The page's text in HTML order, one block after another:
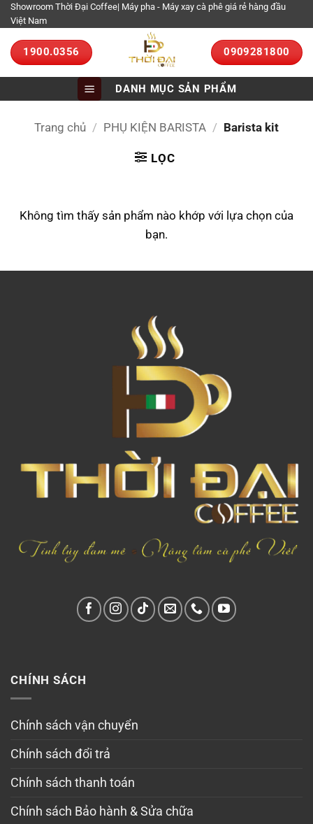
Bỏ
qua
nội
dung
Showroom Thời Đại Coffee| Máy pha - Máy xay cà phê giá rẻ hàng đầu
Việt Nam
1900.0356 0909281800
DANH MỤC SẢN PHẨM
Trang chủ / PHỤ KIỆN BARISTA / Barista kit
LỌC
Không tìm thấy sản phẩm nào khớp với lựa chọn của
bạn.
CHÍNH SÁCH
Chính sách vận chuyển
Chính sách đổi trả
Chính sách thanh toán
Chính sách Bảo hành & Sửa chữa